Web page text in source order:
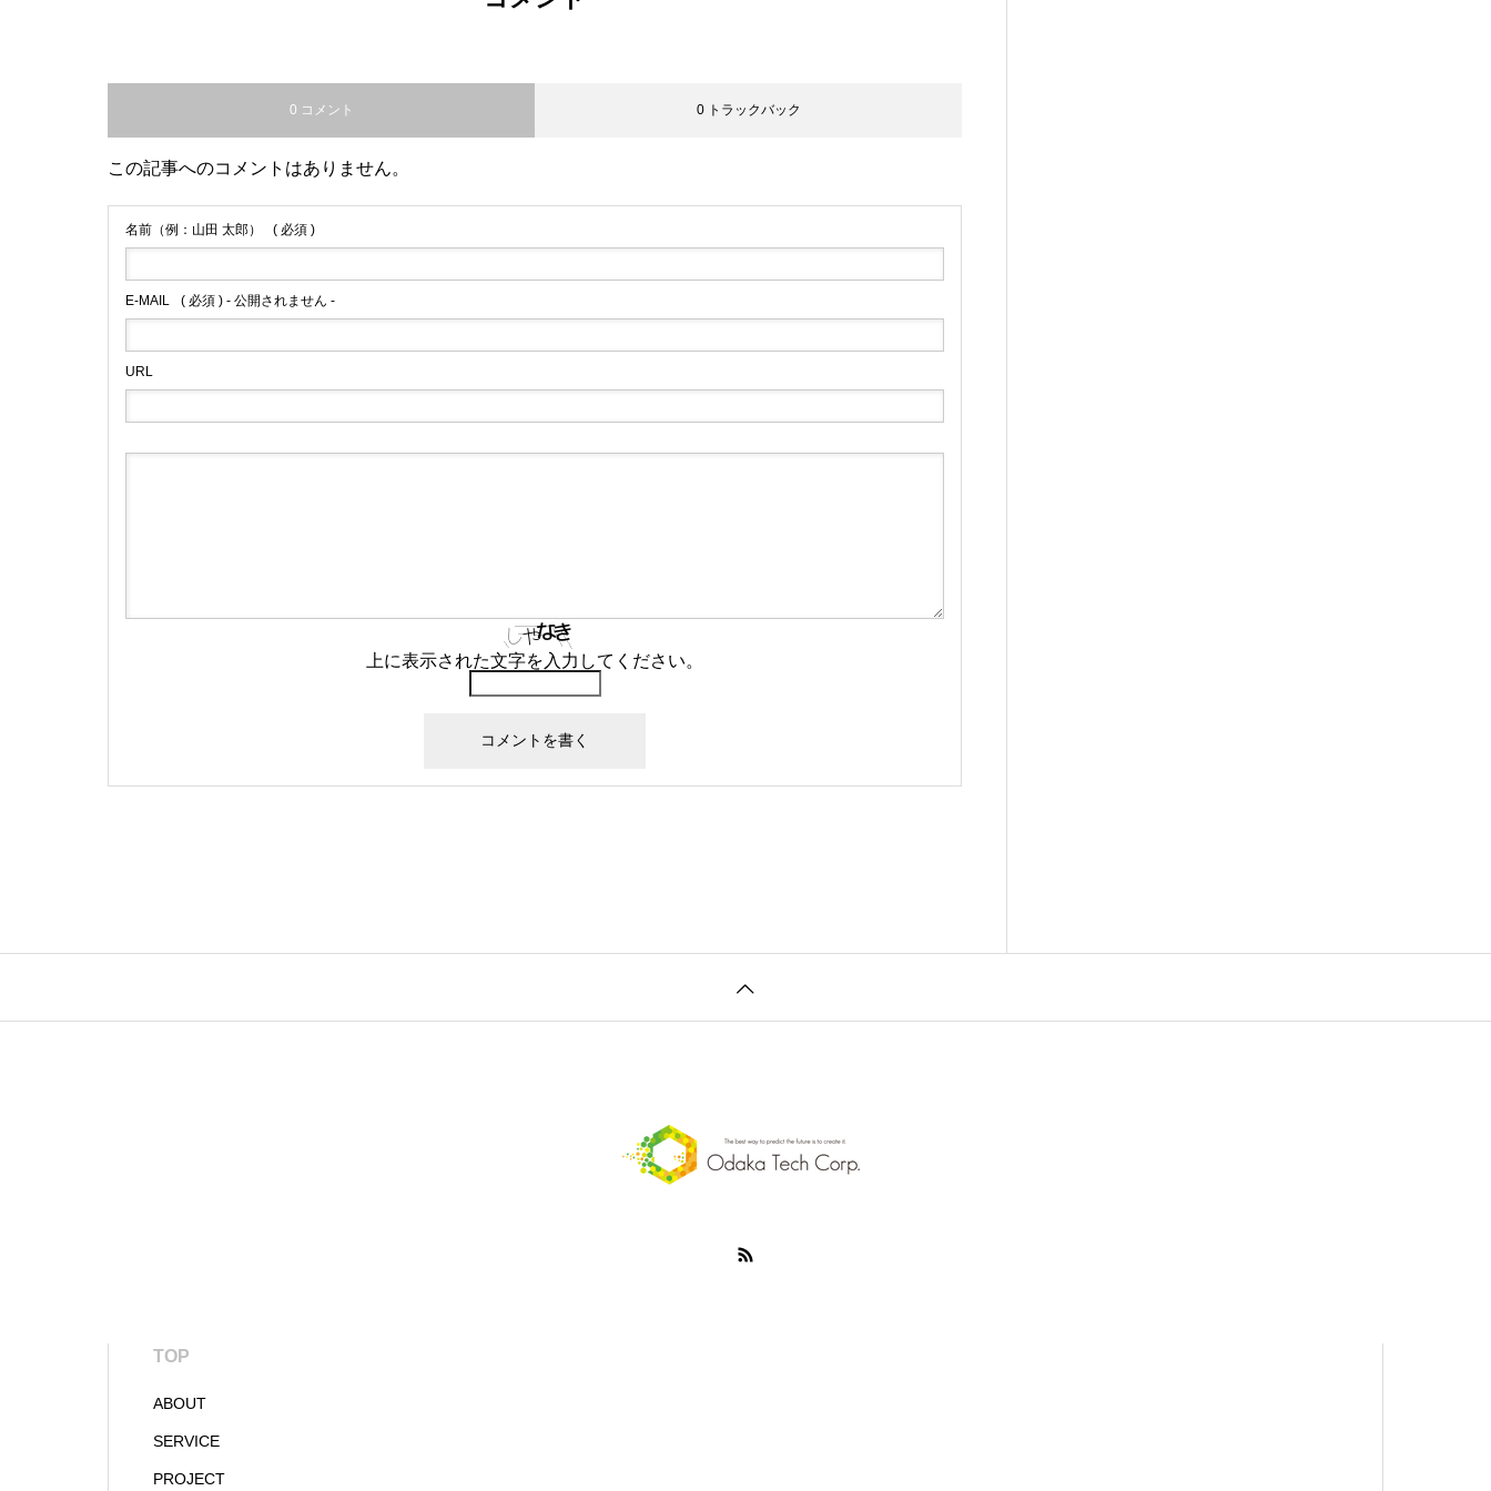
0 コメント 0 トラックバック
この記事へのコメントはありません。
名前（例：山田 太郎） ( 必須 )
E-MAIL ( 必須 ) - 公開されません -
URL
上に表示された文字を入力してください。
TOP
ABOUT
SERVICE
PROJECT